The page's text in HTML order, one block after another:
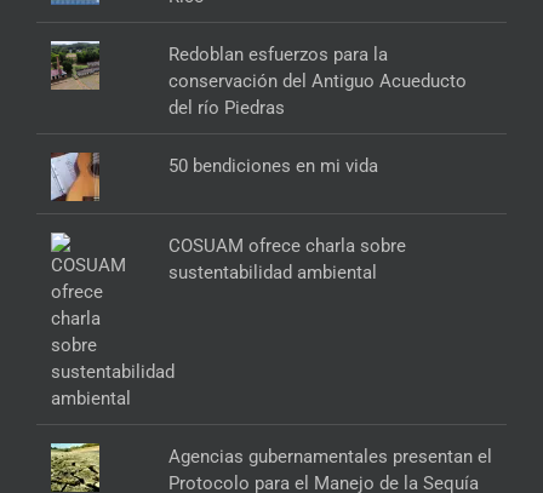
Redoblan esfuerzos para la
conservación del Antiguo Acueducto
del río Piedras
50 bendiciones en mi vida
COSUAM ofrece charla sobre
sustentabilidad ambiental
Agencias gubernamentales presentan el
Protocolo para el Manejo de la Sequía